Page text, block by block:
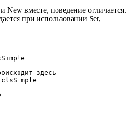
New вместе, поведение отличается.
при использовании Set,
здесь